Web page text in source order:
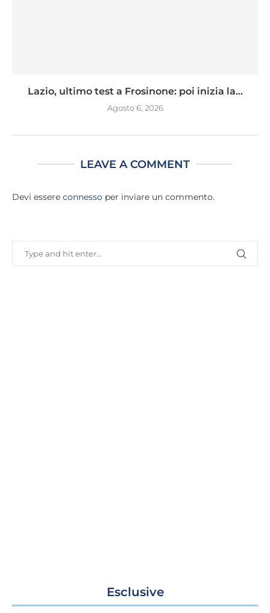
Lazio, ultimo test a Frosinone: poi inizia la...
Agosto 6, 2026
LEAVE A COMMENT
Devi essere connesso per inviare un commento.
Esclusive